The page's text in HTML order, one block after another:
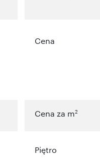
Cena
Cena za m2
Piętro